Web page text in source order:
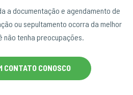
a documentação e agendamento de
ou sepultamento ocorra da melhor
não tenha preocupações.
CONTATO CONOSCO